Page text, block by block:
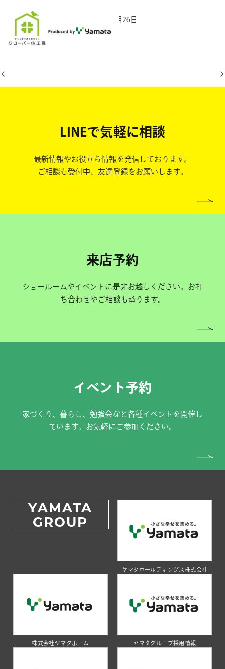
2025年12月26日
LINEで気軽に相談
最新情報やお役立ち情報を発信しております。
ご相談も受付中、友達登録をお願いします。
来店予約
ショールームやイベントに是非お越しください。お打
ち合わせやご相談も承ります。
イベント予約
家づくり、暮らし、勉強会など各種イベントを開催し
ています。お気軽にご参加ください。
YAMATA
GROUP
ヤマタホールディングス株式会社
株式会社ヤマタホーム ヤマタグループ採用情報